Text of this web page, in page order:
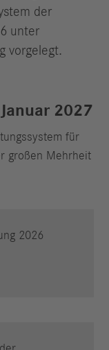
der
unter
vorgelegt.
2027
für
großen Mehrheit
2026